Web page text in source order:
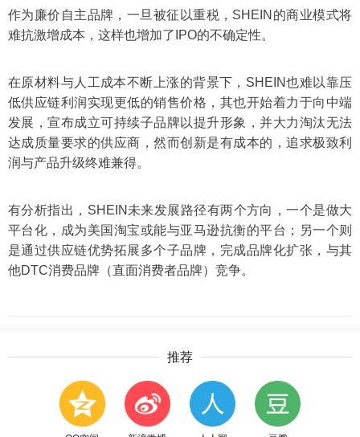
作为廉价自主品牌，一旦被征以重税，SHEIN的商业模式将
难抗激增成本，这样也增加了IPO的不确定性。
在原材料与人工成本不断上涨的背景下，SHEIN也难以靠压
低供应链利润实现更低的销售价格，其也开始着力于向中端
发展，宣布成立可持续子品牌以提升形象，并大力淘汰无法
达成质量要求的供应商，然而创新是有成本的，追求极致利
润与产品升级终难兼得。
有分析指出，SHEIN未来发展路径有两个方向，一个是做大
平台化，成为美国淘宝或能与亚马逊抗衡的平台；另一个则
是通过供应链优势拓展多个子品牌，完成品牌化扩张，与其
他DTC消费品牌（直面消费者品牌）竞争。
推荐